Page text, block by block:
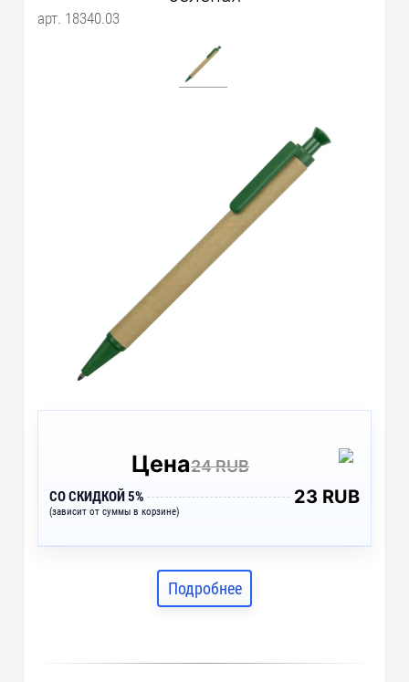
арт. 18340.03
Цена24 RUB
СО СКИДКОЙ 5%
(зависит от суммы в корзине)
23 RUB
Подробнее